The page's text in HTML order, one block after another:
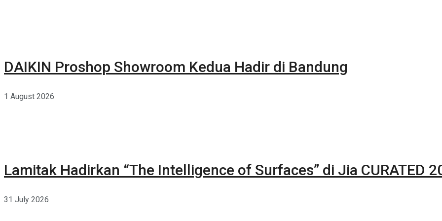
DAIKIN Proshop Showroom Kedua Hadir di Bandung
1 August 2026
Lamitak Hadirkan “The Intelligence of Surfaces” di Jia CURATED
31 July 2026